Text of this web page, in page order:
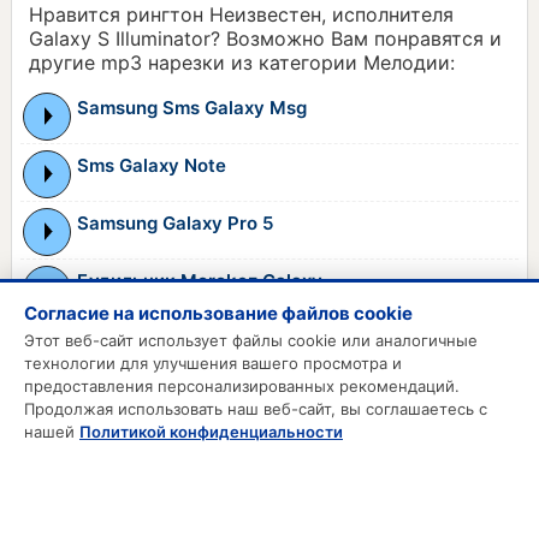
Нравится рингтон Неизвестен, исполнителя
Galaxy S Illuminator? Возможно Вам понравятся и
другие mp3 нарезки из категории Мелодии:
Samsung Sms Galaxy Msg
Sms Galaxy Note
Samsung Galaxy Pro 5
Будильник Morokez Galaxy
Звук на смс Samsung Galaxy Win
MP3 РИНГТОНЫ
Согласие на использование файлов cookie
Этот веб-сайт использует файлы cookie или аналогичные
технологии для улучшения вашего просмотра и
предоставления персонализированных рекомендаций.
Продолжая использовать наш веб-сайт, вы соглашаетесь с
нашей Политикой конфиденциальности